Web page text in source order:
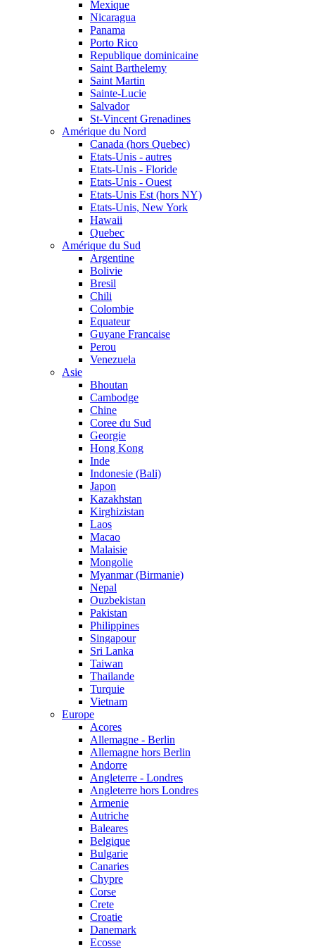
Mexique
Nicaragua
Panama
Porto Rico
Republique dominicaine
Saint Barthelemy
Saint Martin
Sainte-Lucie
Salvador
St-Vincent Grenadines
Amérique du Nord
Canada (hors Quebec)
Etats-Unis - autres
Etats-Unis - Floride
Etats-Unis - Ouest
Etats-Unis Est (hors NY)
Etats-Unis, New York
Hawaii
Quebec
Amérique du Sud
Argentine
Bolivie
Bresil
Chili
Colombie
Equateur
Guyane Francaise
Perou
Venezuela
Asie
Bhoutan
Cambodge
Chine
Coree du Sud
Georgie
Hong Kong
Inde
Indonesie (Bali)
Japon
Kazakhstan
Kirghizistan
Laos
Macao
Malaisie
Mongolie
Myanmar (Birmanie)
Nepal
Ouzbekistan
Pakistan
Philippines
Singapour
Sri Lanka
Taiwan
Thailande
Turquie
Vietnam
Europe
Acores
Allemagne - Berlin
Allemagne hors Berlin
Andorre
Angleterre - Londres
Angleterre hors Londres
Armenie
Autriche
Baleares
Belgique
Bulgarie
Canaries
Chypre
Corse
Crete
Croatie
Danemark
Ecosse